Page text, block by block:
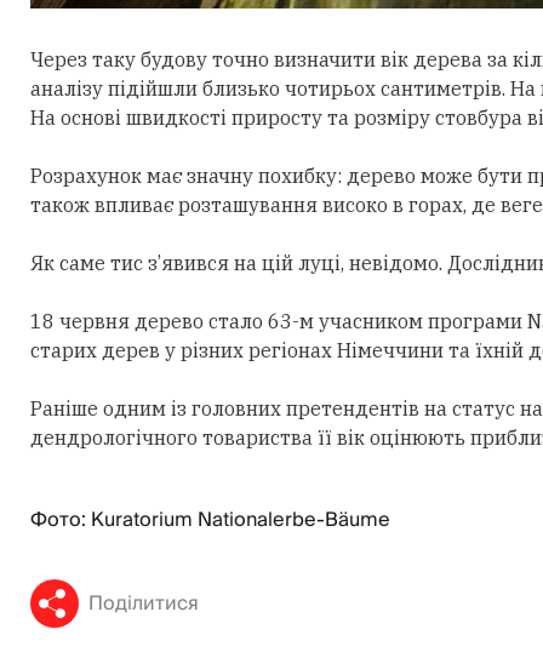
Через таку будову точно визначити вік дерева за
аналізу підійшли близько чотирьох сантиметрів.
На основі швидкості приросту та розміру стовбура
Розрахунок має значну похибку: дерево може бути
також впливає розташування високо в горах, де
Як саме тис з’явився на цій луці, невідомо.
18 червня дерево стало 63-м учасником програми
старих дерев у різних регіонах Німеччини та
Раніше одним із головних претендентів на статус
дендрологічного товариства її вік оцінюють
Фото: Kuratorium Nationalerbe-Bäume
Поділитися